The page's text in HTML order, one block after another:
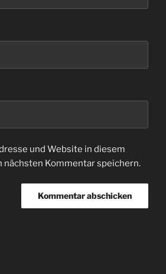
und Website in diesem
nächsten Kommentar speichern.